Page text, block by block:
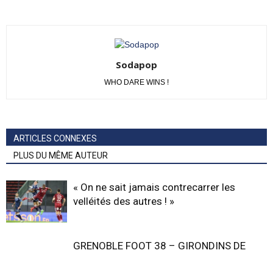
Sodapop
WHO DARE WINS !
ARTICLES CONNEXES
PLUS DU MÊME AUTEUR
« On ne sait jamais contrecarrer les
velléités des autres ! »
GRENOBLE FOOT 38 – GIRONDINS DE